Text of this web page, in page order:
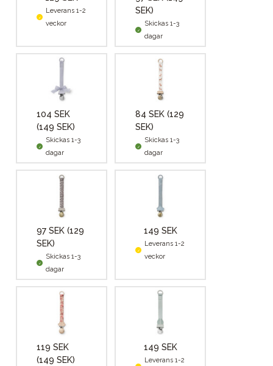
Leverans 1-2
veckor
SEK)
Skickas 1-3
dagar
104 SEK
(149 SEK)
Skickas 1-3
dagar
84 SEK (129
SEK)
Skickas 1-3
dagar
97 SEK (129
SEK)
Skickas 1-3
dagar
149 SEK
Leverans 1-2
veckor
119 SEK
(149 SEK)
149 SEK
Leverans 1-2